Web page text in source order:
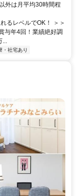
外は月平均30時間程
るレベルでOK！ ＞＞
与年4回！業績絶好調
...
・社宅あり